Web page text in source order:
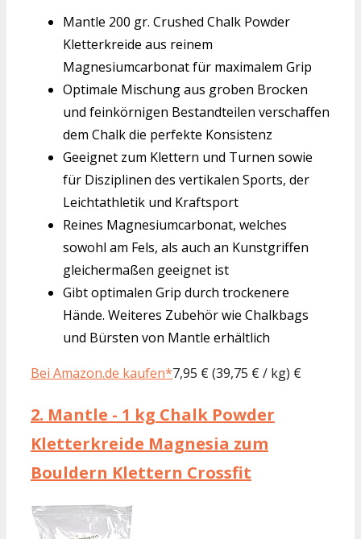
Mantle 200 gr. Crushed Chalk Powder
Kletterkreide aus reinem
Magnesiumcarbonat für maximalem Grip
Optimale Mischung aus groben Brocken
und feinkörnigen Bestandteilen verschaffen
dem Chalk die perfekte Konsistenz
Geeignet zum Klettern und Turnen sowie
für Disziplinen des vertikalen Sports, der
Leichtathletik und Kraftsport
Reines Magnesiumcarbonat, welches
sowohl am Fels, als auch an Kunstgriffen
gleichermaßen geeignet ist
Gibt optimalen Grip durch trockenere
Hände. Weiteres Zubehör wie Chalkbags
und Bürsten von Mantle erhältlich
Bei Amazon.de kaufen*7,95 € (39,75 € / kg) €
2. Mantle - 1 kg Chalk Powder
Kletterkreide Magnesia zum
Bouldern Klettern Crossfit